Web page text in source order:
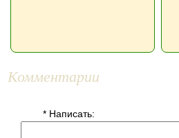
Комментарии
* Написать: